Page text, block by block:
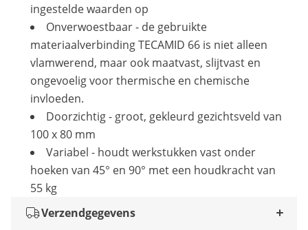
ingestelde waarden op
Onverwoestbaar - de gebruikte
materiaalverbinding TECAMID 66 is niet alleen
vlamwerend, maar ook maatvast, slijtvast en
ongevoelig voor thermische en chemische
invloeden.
Doorzichtig - groot, gekleurd gezichtsveld van
100 x 80 mm
Variabel - houdt werkstukken vast onder
hoeken van 45° en 90° met een houdkracht van
55 kg
Verzendgegevens